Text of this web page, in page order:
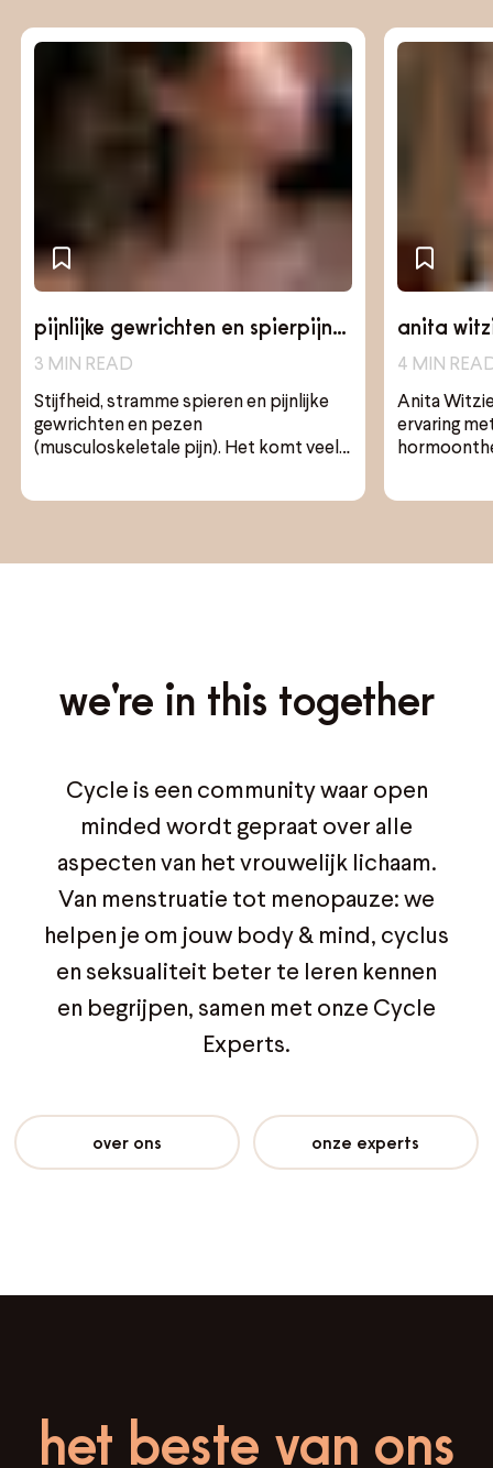
pijnlijke gewrichten en spierpijn
een symptoom van de overgang?
3 MIN READ
Stijfheid, stramme spieren en pijnlijke
gewrichten en pezen
(musculoskeletale pijn). Het komt veel
anita
de
4 MIN
Anita
ervaring
we're in this together
Cycle is een community waar open
minded wordt gepraat over alle
aspecten van het vrouwelijk lichaam.
Van menstruatie tot menopauze: we
helpen je om jouw body & mind, cyclus
en seksualiteit beter te leren kennen
en begrijpen, samen met onze Cycle
Experts.
over ons onze experts
het beste van ons